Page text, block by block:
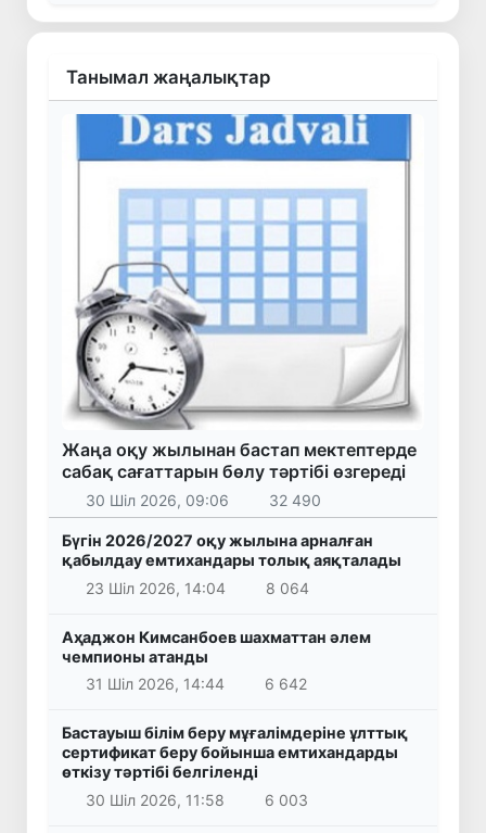
Танымал жаңалықтар
Жаңа оқу жылынан бастап мектептерде
сабақ сағаттарын бөлу тәртібі өзгереді
30 Шіл 2026, 09:06 32 490
Бүгін 2026/2027 оқу жылына арналған
қабылдау емтихандары толық аяқталады
23 Шіл 2026, 14:04
8 064
Аҳаджон Кимсанбоев шахматтан әлем
чемпионы атанды
31 Шіл 2026, 14:44
6 642
Бастауыш білім беру мұғалімдеріне ұлттық
сертификат беру бойынша емтихандарды
өткізу тәртібі белгіленді
30 Шіл 2026, 11:58
6 003